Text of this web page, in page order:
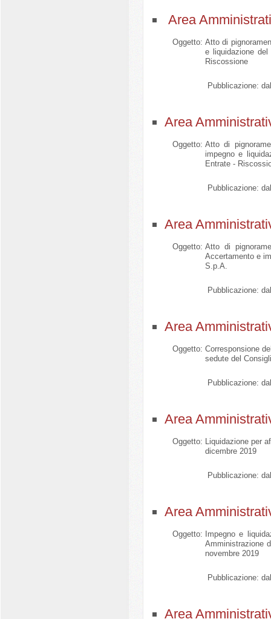
Area
Oggetto: Atto di
e liquidazione
Riscossione
Pubblicazione:
Area
Oggetto: Atto di
impegno e
Entrate -
Pubblicazione:
Area
Oggetto: Atto di
Accertamento e
S.p.A.
Pubblicazione:
Area
Oggetto: Corresponsione
sedute del
Pubblicazione:
Area
Oggetto: Liquidazione per
dicembre 2019
Pubblicazione:
Area
Oggetto:
Impegno e
Amministrazione
novembre 2019
Pubblicazione:
Area